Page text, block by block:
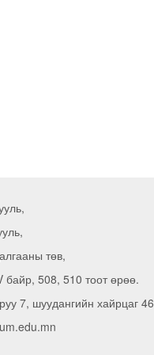
төв,
508, 510 тоот өрөө.
7, шуудангийн хайрцаг